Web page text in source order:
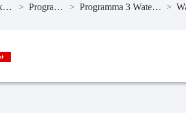
Jaarstukken 2024 > Programma’s > Programma 3 Water en bodem >